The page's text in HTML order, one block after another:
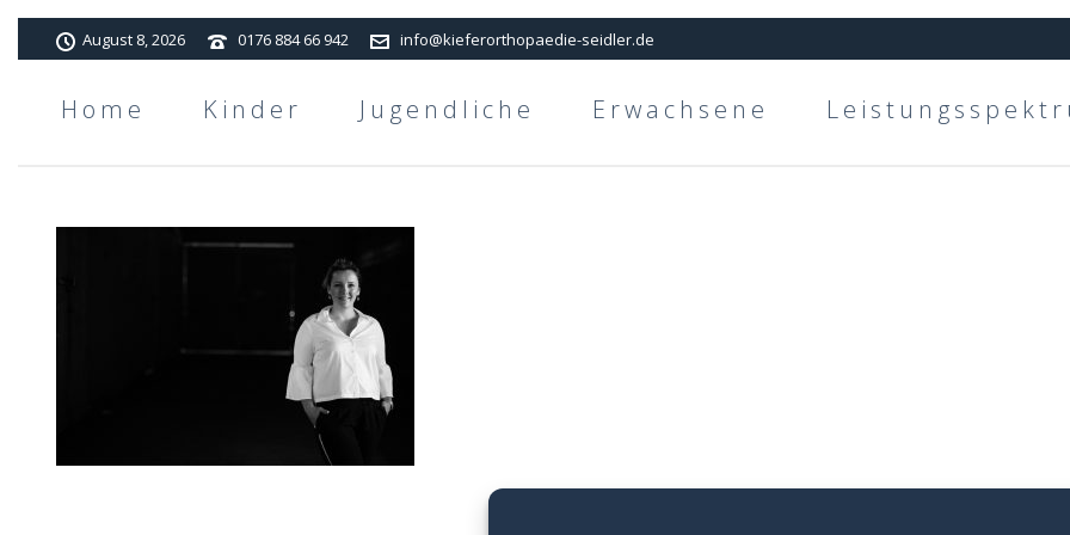
August 8, 2026 0176 884 66 942 info@kieferorthopaedie-seidler.de
Home Kinder Jugendliche Erwachsene